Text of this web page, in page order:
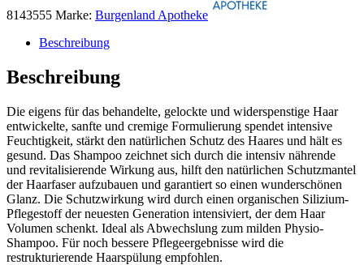
8143555 Marke: Burgenland Apotheke
Beschreibung
Beschreibung
Die eigens für das behandelte, gelockte und widerspenstige Haar
entwickelte, sanfte und cremige Formulierung spendet intensive
Feuchtigkeit, stärkt den natürlichen Schutz des Haares und hält es
gesund. Das Shampoo zeichnet sich durch die intensiv nährende
und revitalisierende Wirkung aus, hilft den natürlichen Schutzmantel
der Haarfaser aufzubauen und garantiert so einen wunderschönen
Glanz. Die Schutzwirkung wird durch einen organischen Silizium-
Pflegestoff der neuesten Generation intensiviert, der dem Haar
Volumen schenkt. Ideal als Abwechslung zum milden Physio-
Shampoo. Für noch bessere Pflegeergebnisse wird die
restrukturierende Haarspülung empfohlen.